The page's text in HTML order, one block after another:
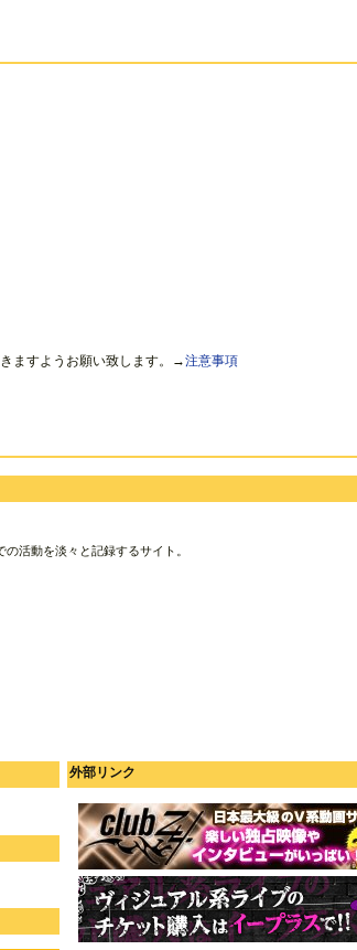
ますようお願い致します。→注意事項
活動を淡々と記録するサイト。
外部リンク